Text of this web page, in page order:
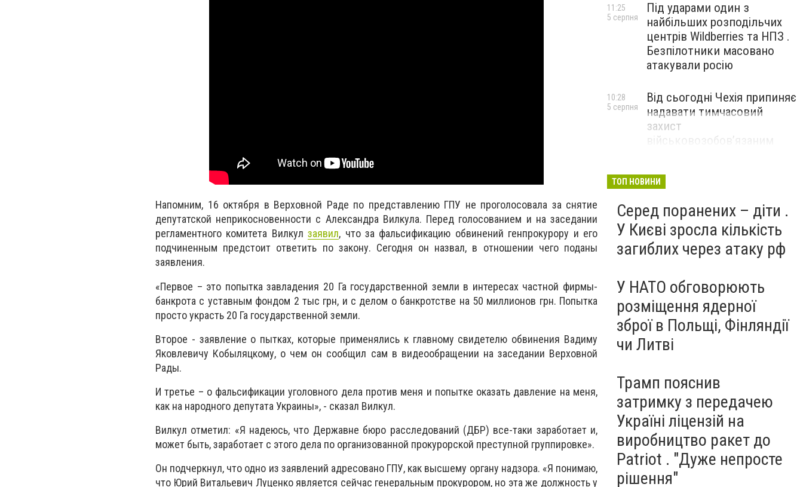
Напомним, 16 октября в Верховной Раде по представлению ГПУ не проголосовала за снятие
депутатской неприкосновенности с Александра Вилкула. Перед голосованием и на заседании
регламентного комитета Вилкулзаявил, что за фальсификацию обвинений генпрокурору и его
подчиненным предстоит ответить по закону. Сегодня он назвал, в отношении чего поданы
заявления.
«Первое – это попытка завладения 20 Га государственной земли в интересах частной фирмы-
банкрота с уставным фондом 2 тыс грн, и с делом о банкротстве на 50 миллионов грн. Попытка
просто украсть 20 Га государственной земли.
Второе - заявление о пытках, которые применялись к главному свидетелю обвинения Вадиму
Яковлевичу Кобыляцкому, о чем он сообщил сам в видеообращении на заседании Верховной
Рады.
И третье – о фальсификации уголовного дела против меня и попытке оказать давление на меня,
как на народного депутата Украины», - сказал Вилкул.
Вилкул отметил: «Я надеюсь, что Державне бюро расследований (ДБР) все-таки заработает и,
может быть, заработает с этого дела по организованной прокурорской преступной группировке».
Он подчеркнул, что одно из заявлений адресовано ГПУ, как высшему органу надзора. «Я понимаю,
что Юрий Витальевич Луценко является сейчас генеральным прокурором, но эта же должность у
Під ударами один з
найбільших розподільчих
центрів Wildberries та НПЗ .
Безпілотники масовано
атакували росію
11:25
5 серпня
Від сьогодні Чехія припиняє
надавати тимчасовий
захист
військовозобов’язаним
10:28
5 серпня
ТОП НОВИНИ
Серед поранених – діти .
У Києві зросла кількість
загиблих через атаку рф
У НАТО обговорюють
розміщення ядерної
зброї в Польщі, Фінляндії
чи Литві
Трамп пояснив
затримку з передачею
Україні ліцензій на
виробництво ракет до
Patriot . "Дуже непросте
рішення"